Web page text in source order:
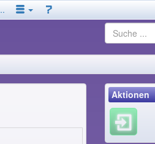
Aktionen